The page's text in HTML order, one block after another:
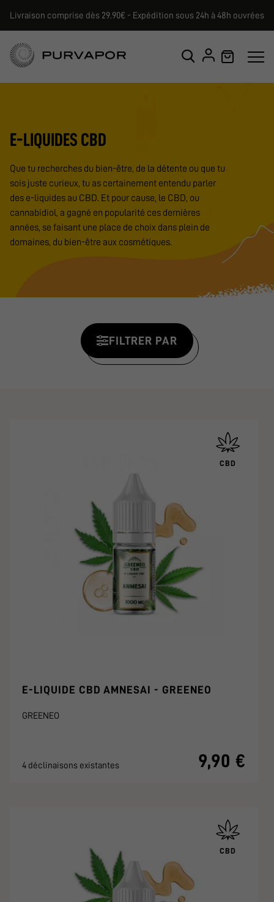
Livraison comprise dès 29.90€ - Expédition sous 24h à 48h ouvrées
E-LIQUIDES CBD
Que tu recherches du bien-être, de la détente ou que tu
sois juste curieux, tu as certainement entendu parler
des e-liquides au CBD. Et pour cause, le CBD, ou
cannabidiol, a gagné en popularité ces dernières
années, se faisant une place de choix dans plein de
domaines, du bien-être aux cosmétiques.
FILTRER PAR
CBD
E-LIQUIDE CBD AMNESAI - GREENEO
GREENEO
4 déclinaisons existantes 9,90 €
CBD